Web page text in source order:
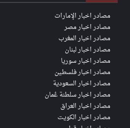
مصادر اخبار الإمارات
مصادر اخبار مصر
مصادر اخبار المغرب
مصادر اخبار لبنان
مصادر اخبار سوريا
مصادر اخبار فلسطين
مصادر اخبار السعودية
مصادر اخبار سلطنة عُمان
مصادر اخبار العراق
مصادر اخبار الكويت